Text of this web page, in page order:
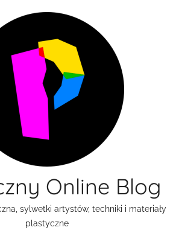
Online Blog
sylwetki artystów, techniki i materiały
plastyczne